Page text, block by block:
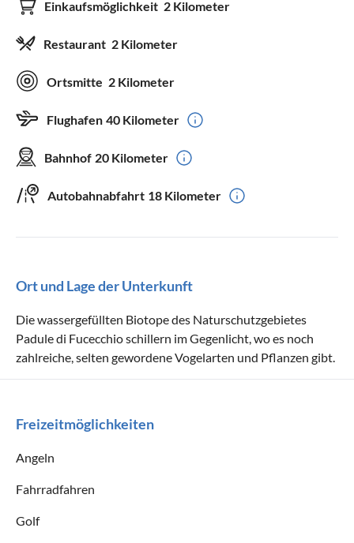
Einkaufsmöglichkeit 2 Kilometer
Restaurant 2 Kilometer
Ortsmitte 2 Kilometer
Flughafen 40 Kilometer
Bahnhof 20 Kilometer
Autobahnabfahrt 18 Kilometer
Ort und Lage der Unterkunft
Die wassergefüllten Biotope des Naturschutzgebietes
Padule di Fucecchio schillern im Gegenlicht, wo es noch
zahlreiche, selten gewordene Vogelarten und Pflanzen gibt.
Freizeitmöglichkeiten
Angeln
Fahrradfahren
Golf